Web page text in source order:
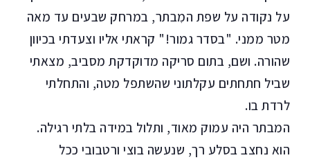
על נקודה על שפת המִבתר, במרחק שבעים עד מאה
מטר ממני. "בסדר גמור!" קראתי אליו וצעדתי בכיוון
שהורה. ושם, בתום סריקה מדוקדקת מסביב, מצאתי
שביל חתחתים עקלתוני שהשתפל מטה, והתחלתי
לרדת בו.
המבתר היה עמוק מאוד, ותלול במידה בלתי רגילה.
הוא נחצב בסלע רך, שנעשה בוצי ורטבובי ככל